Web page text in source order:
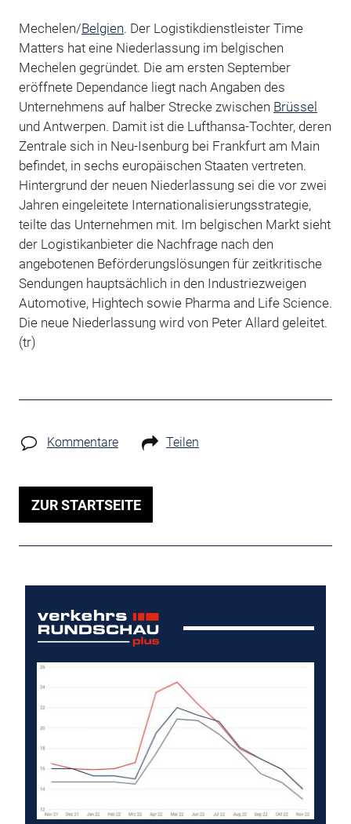
Mechelen/Belgien. Der Logistikdienstleister Time
Matters hat eine Niederlassung im belgischen
Mechelen gegründet. Die am ersten September
eröffnete Dependance liegt nach Angaben des
Unternehmens auf halber Strecke zwischen Brüssel
und Antwerpen. Damit ist die Lufthansa-Tochter, deren
Zentrale sich in Neu-Isenburg bei Frankfurt am Main
befindet, in sechs europäischen Staaten vertreten.
Hintergrund der neuen Niederlassung sei die vor zwei
Jahren eingeleitete Internationalisierungsstrategie,
teilte das Unternehmen mit. Im belgischen Markt sieht
der Logistikanbieter die Nachfrage nach den
angebotenen Beförderungslösungen für zeitkritische
Sendungen hauptsächlich in den Industriezweigen
Automotive, Hightech sowie Pharma and Life Science.
Die neue Niederlassung wird von Peter Allard geleitet.
(tr)
Kommentare Teilen
ZUR STARTSEITE